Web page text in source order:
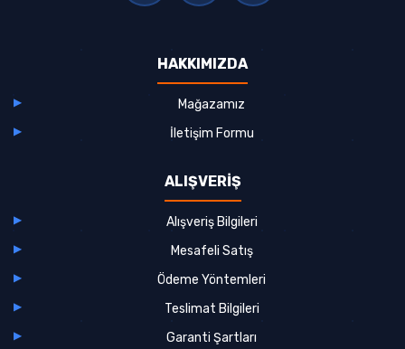
HAKKIMIZDA
Mağazamız
İletişim Formu
ALIŞVERİŞ
Alışveriş Bilgileri
Mesafeli Satış
Ödeme Yöntemleri
Teslimat Bilgileri
Garanti Şartları